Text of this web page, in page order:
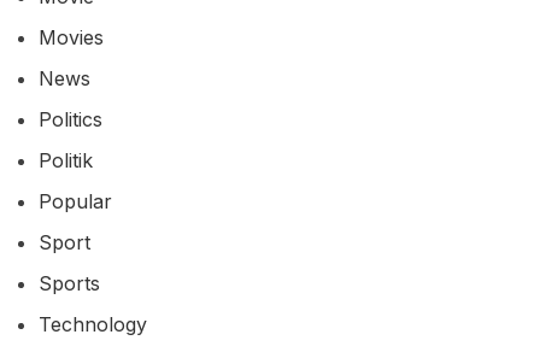
Movies
News
Politics
Politik
Popular
Sport
Sports
Technology